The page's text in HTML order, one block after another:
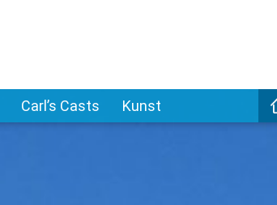
Carl’s Casts Kunst